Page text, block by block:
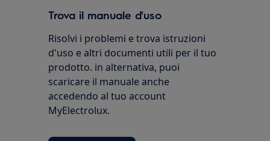
Trova il manuale d'uso
Risolvi i problemi e trova istruzioni
d'uso e altri documenti utili per il tuo
prodotto. in alternativa, puoi
scaricare il manuale anche
accedendo al tuo account
MyElectrolux.